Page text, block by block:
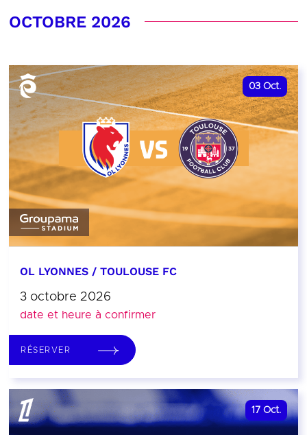
OCTOBRE 2026
03 Oct.
OL LYONNES / TOULOUSE FC
3 octobre 2026
date et heure à confirmer
RÉSERVER
17 Oct.